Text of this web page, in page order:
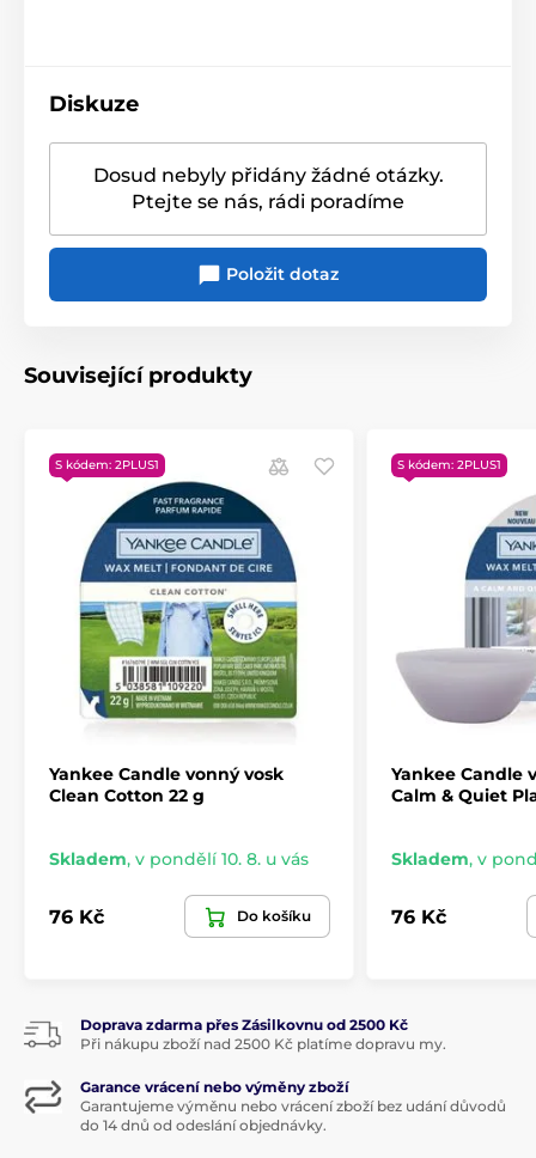
mrazáku – vosk poté jednoduše vyloupnete. Lampu
můžete taky lehce nahřát čajovou svíčkou a vosk lžící
vyloupnout. Ideální volba, pokud si chcete vůni
Produkt je zařazen v kategoriích
Diskuze
Dosud nebyly přidány žádné otázky.
Ptejte se nás, rádi poradíme
Položit dotaz
Související produkty
S kódem: 2PLUS1
Yankee Candle vonný vosk
Clean Cotton 22 g
Skladem, v pondělí 10. 8. u vás
76 Kč Do košíku
S kódem: 2PLUS1
Yankee Candle
Calm & Quiet
Skladem, v
76 Kč
Doprava zdarma přes Zásilkovnu od 2500 Kč
Při nákupu zboží nad 2500 Kč platíme dopravu my.
Garance vrácení nebo výměny zboží
Garantujeme výměnu nebo vrácení zboží bez udání důvodů
do 14 dnů od odeslání objednávky.